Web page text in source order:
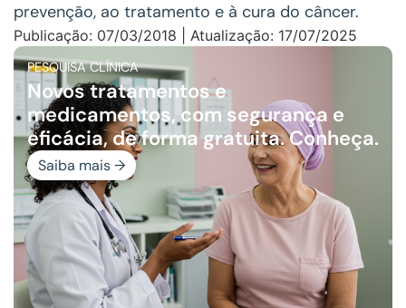
prevenção, ao tratamento e à cura do câncer.
Publicação: 07/03/2018 | Atualização: 17/07/2025
PESQUISA CLÍNICA
Novos tratamentos e
medicamentos, com segurança e
eficácia, de forma gratuita. Conheça.
Saiba mais →